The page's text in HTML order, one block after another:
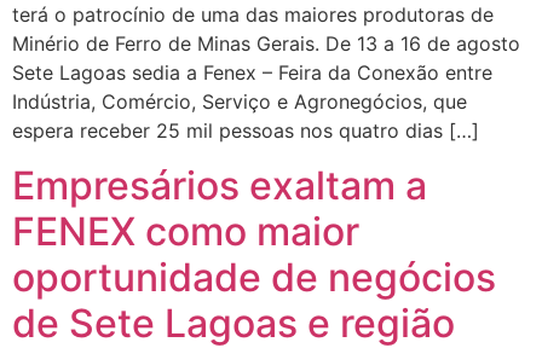
terá o patrocínio de uma das maiores produtoras de
Minério de Ferro de Minas Gerais. De 13 a 16 de agosto
Sete Lagoas sedia a Fenex – Feira da Conexão entre
Indústria, Comércio, Serviço e Agronegócios, que
espera receber 25 mil pessoas nos quatro dias […]
Empresários exaltam a
FENEX como maior
oportunidade de negócios
de Sete Lagoas e região